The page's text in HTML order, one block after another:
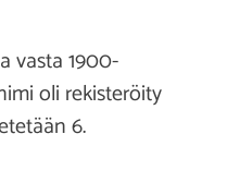
vasta 1900-
oli rekisteröity
6.